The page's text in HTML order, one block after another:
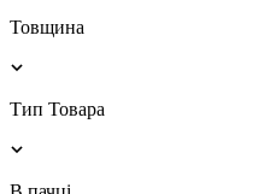
Товщина
Тип Товара